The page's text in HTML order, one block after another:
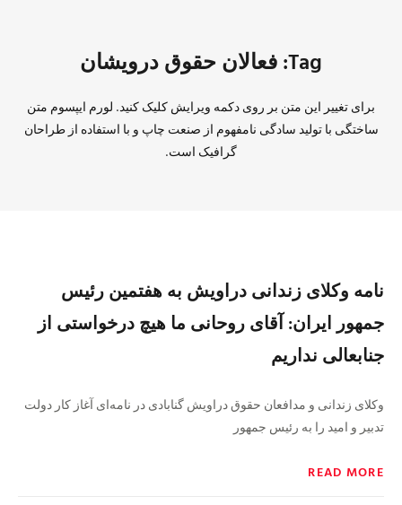
Tag: فعالان حقوق درویشان
برای تغییر این متن بر روی دکمه ویرایش کلیک کنید. لورم ایپسوم متن
ساختگی با تولید سادگی نامفهوم از صنعت چاپ و با استفاده از طراحان
گرافیک است.
نامه وکلای زندانی دراویش به هفتمین رئیس
جمهور ایران: آقای روحانی ما هیچ درخواستی از
جنابعالی نداریم
وکلای زندانی و مدافعان حقوق دراویش گنابادی در نامه‌ای آغاز کار دولت
تدبیر و امید را به رئیس جمهور
READ MORE